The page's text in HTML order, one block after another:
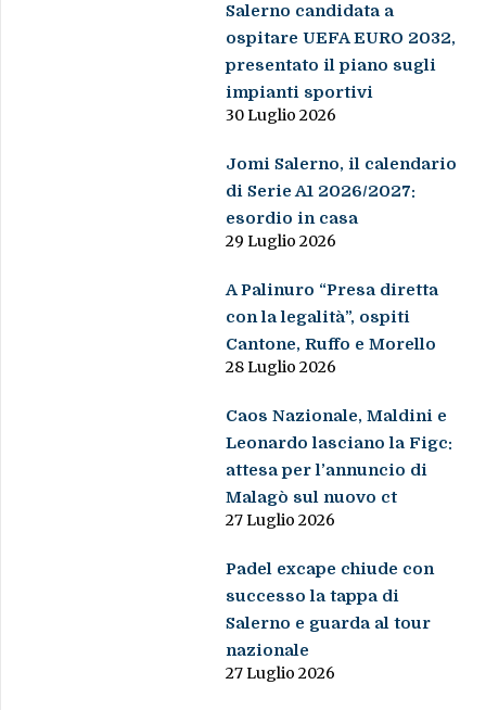
Salerno candidata a
ospitare UEFA EURO 2032,
presentato il piano sugli
impianti sportivi
30 Luglio 2026
Jomi Salerno, il calendario
di Serie A1 2026/2027:
esordio in casa
29 Luglio 2026
A Palinuro “Presa diretta
con la legalità”, ospiti
Cantone, Ruffo e Morello
28 Luglio 2026
Caos Nazionale, Maldini e
Leonardo lasciano la Figc:
attesa per l’annuncio di
Malagò sul nuovo ct
27 Luglio 2026
Padel excape chiude con
successo la tappa di
Salerno e guarda al tour
nazionale
27 Luglio 2026